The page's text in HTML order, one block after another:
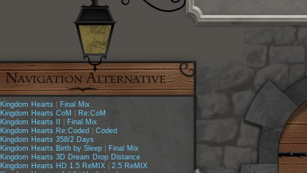
Kingdom Hearts
Final Mix
Kingdom Hearts CoM
Re:CoM
Kingdom Hearts II
Final Mix
Kingdom Hearts Re:Coded
Coded
Kingdom Hearts 358/2 Days
Kingdom Hearts Birth by Sleep|
Final Mix
Kingdom Hearts 3D Dream Drop Distance
Kingdom Hearts HD 1.5 ReMIX| 2.5 ReMIX